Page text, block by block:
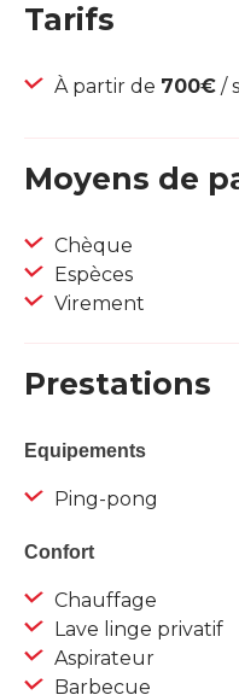
Tarifs
À partir de 700€ /
Moyens de
Chèque
Espèces
Virement
Prestations
Equipements
Ping-pong
Confort
Chauffage
Lave linge privatif
Aspirateur
Barbecue